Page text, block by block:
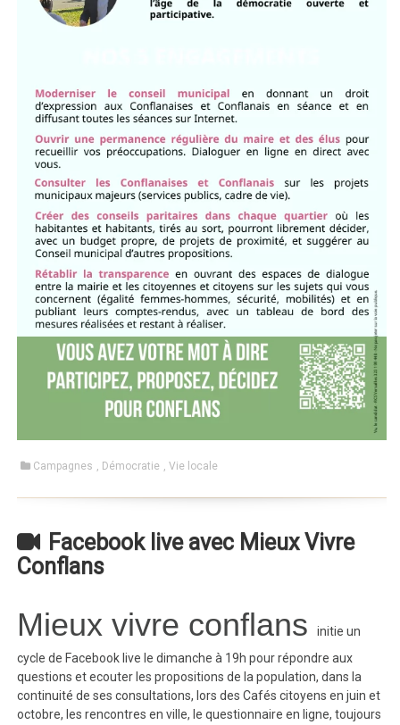
Campagnes , Démocratie ,Vie locale
Facebook live avec Mieux Vivre
Conflans
Mieux vivre conflansinitie un
cycle de Facebook live le dimanche à 19h pour répondre aux
questions et ecouter les propositions de la population, dans la
continuité de ses consultations, lors des Cafés citoyens en juin et
octobre, les rencontres en ville, le questionnaire en ligne, toujours